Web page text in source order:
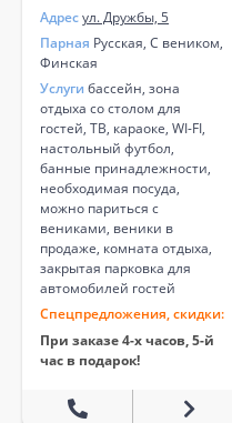
Адресул. Дружбы, 5
Парная Русская, С веником,
Финская
Услуги бассейн, зона
отдыха со столом для
гостей, ТВ, караоке, WI-FI,
настольный футбол,
банные принадлежности,
необходимая посуда,
можно париться с
вениками, веники в
продаже, комната отдыха,
закрытая парковка для
автомобилей гостей
Спецпредложения, скидки:
При заказе 4-х часов, 5-й
час в подарок!